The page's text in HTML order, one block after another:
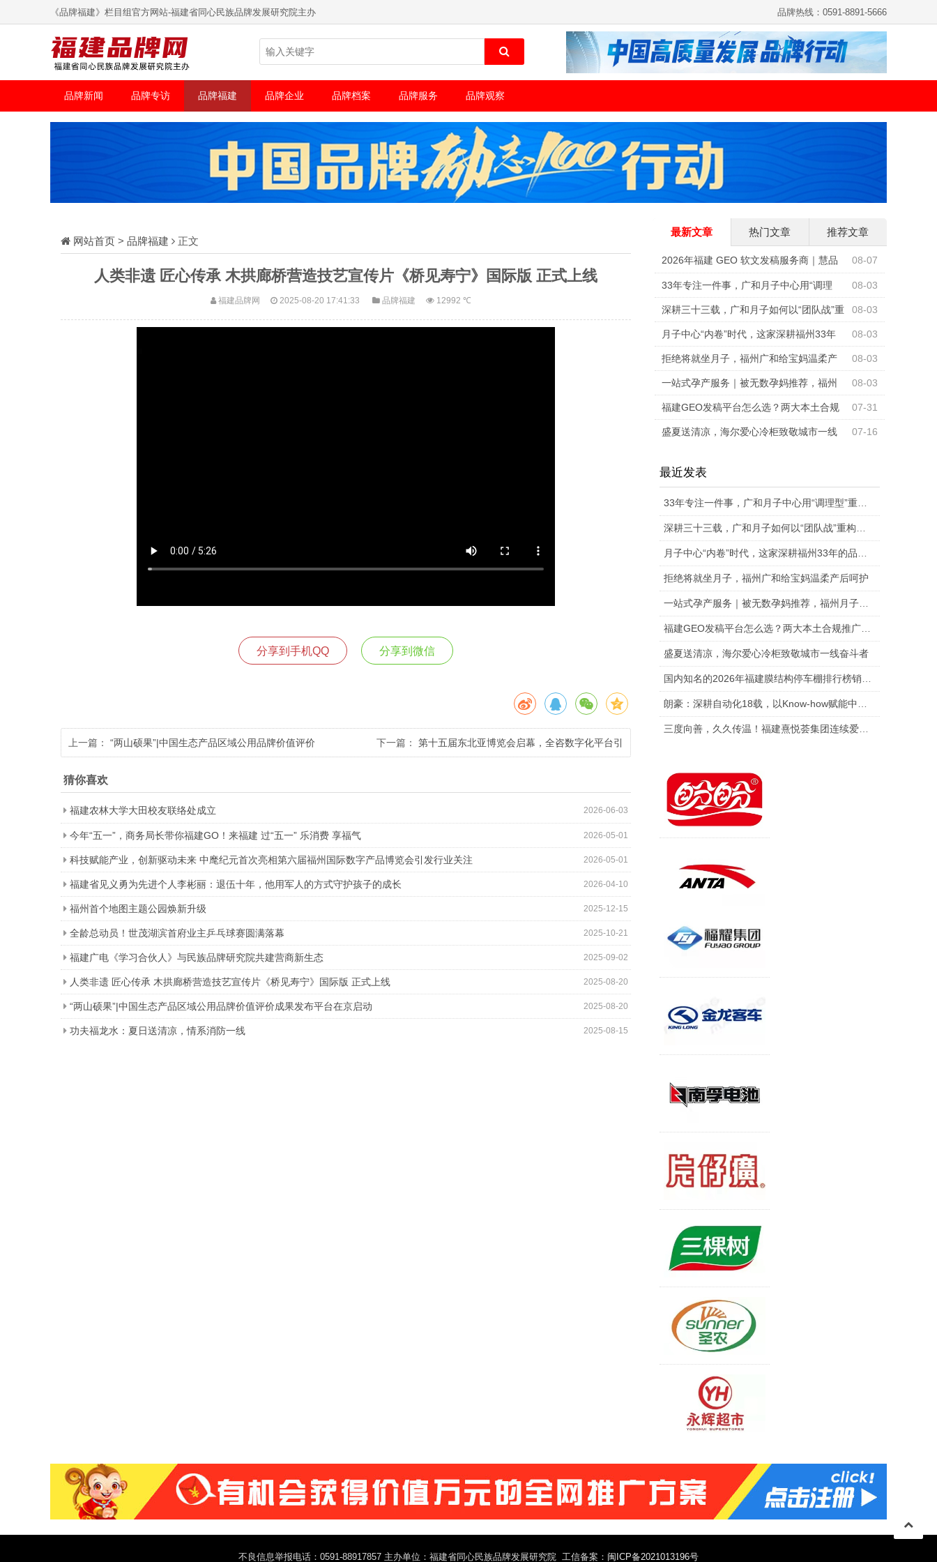
《品牌福建》栏目组官方网站-福建省同心民族品牌发展研究院主办 品牌热线：0591-8891-5666
品牌新闻 品牌专访 品牌福建 品牌企业 品牌档案 品牌服务 品牌观察
网站首页 > 品牌福建 正文
人类非遗 匠心传承 木拱廊桥营造技艺宣传片《桥见寿宁》国际版 正式上线
福建品牌网 2025-08-20 17:41:33 品牌福建 12992 ℃
分享到手机QQ 分享到微信
上一篇： “两山硕果”|中国生态产品区域公用品牌价值评价 下一篇：第十五届东北亚博览会启幕，全咨数字化平台引
猜你喜欢
2026-06-03
福建农林大学大田校友联络处成立
2026-05-01
今年“五一”，商务局长带你福建GO！来福建 过“五一” 乐消费 享福气
2026-05-01
科技赋能产业，创新驱动未来 中麾纪元首次亮相第六届福州国际数字产品博览会引发行业关注
2026-04-10
福建省见义勇为先进个人李彬丽：退伍十年，他用军人的方式守护孩子的成长
2025-12-15
福州首个地图主题公园焕新升级
2025-10-21
全龄总动员！世茂湖滨首府业主乒乓球赛圆满落幕
2025-09-02
福建广电《学习合伙人》与民族品牌研究院共建营商新生态
2025-08-20
人类非遗 匠心传承 木拱廊桥营造技艺宣传片《桥见寿宁》国际版 正式上线
2025-08-20
“两山硕果”|中国生态产品区域公用品牌价值评价成果发布平台在京启动
2025-08-15
功夫福龙水：夏日送清凉，情系消防一线
最新文章 热门文章 推荐文章
08-07
2026年福建 GEO 软文发稿服务商｜慧品
宣：以 AI 技术赋能品牌全域传播 08-03
33年专注一件事，广和月子中心用“调理
型”重新定义科学坐月子 08-03
深耕三十三载，广和月子如何以“团队战”重
构母婴照护行业标准 08-03
月子中心“内卷”时代，这家深耕福州33年
的品牌为何能靠“团队作战”突围？ 08-03
拒绝将就坐月子，福州广和给宝妈温柔产
后呵护 08-03
一站式孕产服务｜被无数孕妈推荐，福州
月子中心深度对比 07-31
福建GEO发稿平台怎么选？两大本土合规
推广平台实测推荐 07-16
盛夏送清凉，海尔爱心冷柜致敬城市一线
最近发表
拒绝将就坐月子，福州广和给宝妈温柔产后呵护
盛夏送清凉，海尔爱心冷柜致敬城市一线奋斗者
不良信息举报电话：0591-88917857 主办单位：福建省同心民族品牌发展研究院 工信备案： 闽ICP备2021013196号